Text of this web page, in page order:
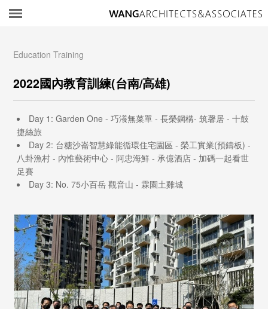
Education Training
2022國內教育訓練(台南/高雄)
Day 1: Garden One - 巧瀁無菜單 - 長榮鋼構- 筑馨居 - 十鼓
捷絲旅
Day 2: 台糖沙崙智慧綠能循環住宅園區 - 榮工實業(預鑄板) -
八卦漁村 - 內惟藝術中心 - 阿忠海鮮 - 承億酒店 - 加碼一起看世
足賽
Day 3: No. 75小百岳 觀音山 - 霖園土雞城